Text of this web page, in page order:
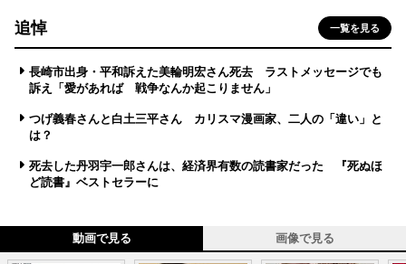
追悼 一覧を見る
長崎市出身・平和訴えた美輪明宏さん死去 ラストメッセージでも
訴え「愛があれば 戦争なんか起こりません」
つげ義春さんと白土三平さん カリスマ漫画家、二人の「違い」と
は？
死去した丹羽宇一郎さんは、経済界有数の読書家だった 『死ぬほ
ど読書』ベストセラーに
動画で見る 画像で見る